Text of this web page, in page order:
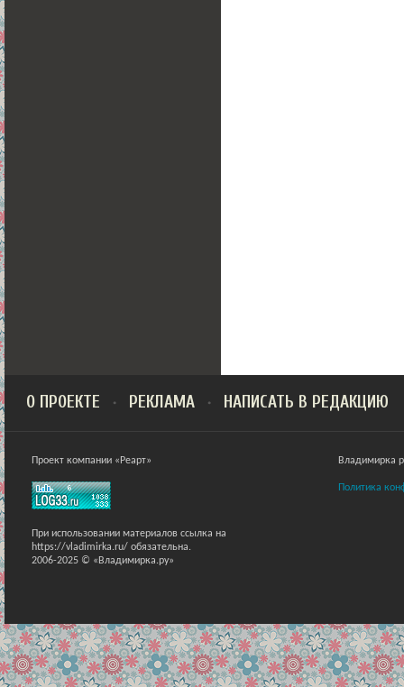
О ПРОЕКТЕ РЕКЛАМА НАПИСАТЬ В РЕДАКЦИЮ
Проект компании «Реарт»
При использовании материалов ссылка на
https://vladimirka.ru/ обязательна.
2006-2025 © «Владимирка.ру»
Владимирка
Политика